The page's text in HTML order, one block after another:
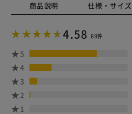
商品説明 仕様・サイズ
4.58 89件
5
4
3
2
1